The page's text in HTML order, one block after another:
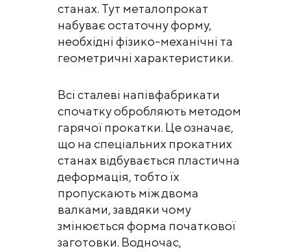
станах. Тут металопрокат
набуває остаточну форму,
необхідні фізико-механічні та
геометричні характеристики.
Всі сталеві напівфабрикати
спочатку обробляють методом
гарячої прокатки. Це означає,
що на спеціальних прокатних
станах відбувається пластична
деформація, тобто їх
пропускають між двома
валками, завдяки чому
змінюється форма початкової
заготовки. Водночас,